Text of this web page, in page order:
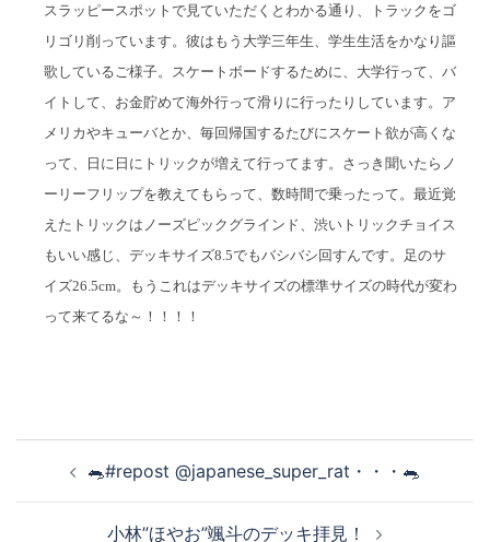
スラッピースポットで見ていただくとわかる通り、トラックをゴ
リゴリ削っています。彼はもう大学三年生、学生生活をかなり謳
歌しているご様子。スケートボードするために、大学行って、バ
イトして、お金貯めて海外行って滑りに行ったりしています。ア
メリカやキューバとか、毎回帰国するたびにスケート欲が高くな
って、日に日にトリックが増えて行ってます。さっき聞いたらノ
ーリーフリップを教えてもらって、数時間で乗ったって。最近覚
えたトリックはノーズピックグラインド、渋いトリックチョイス
もいい感じ、デッキサイズ8.5でもバシバシ回すんです。足のサ
イズ26.5cm。もうこれはデッキサイズの標準サイズの時代が変わ
って来てるな～！！！！
🐀#repost @japanese_super_rat・・・🐀
小林”ほやお”颯斗のデッキ拝見！